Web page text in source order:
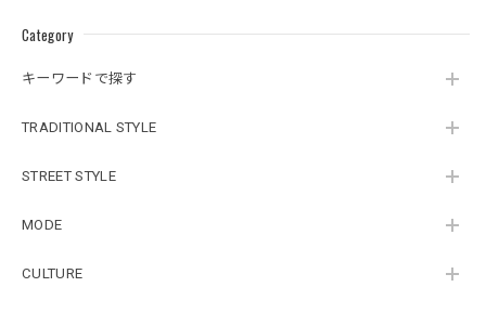
Category
キーワードで探す
TRADITIONAL STYLE
STREET STYLE
MODE
CULTURE